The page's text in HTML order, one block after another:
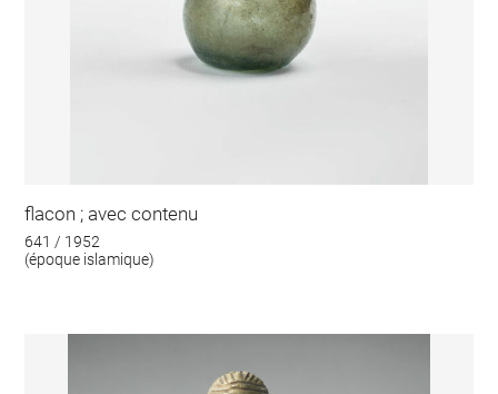
flacon ; avec contenu
641 / 1952
(époque islamique)